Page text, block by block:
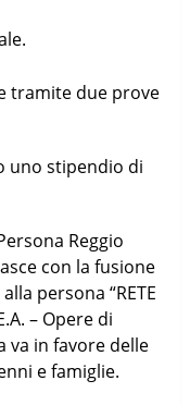
tramite due prove
uno stipendio di
Reggio
con la fusione
persona “RETE
– Opere di
va in favore delle
e famiglie.